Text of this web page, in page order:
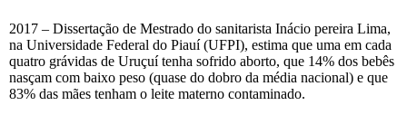
2017 – Dissertação de Mestrado do sanitarista Inácio pereira Lima,
na Universidade Federal do Piauí (UFPI), estima que uma em cada
quatro grávidas de Uruçuí tenha sofrido aborto, que 14% dos bebês
nasçam com baixo peso (quase do dobro da média nacional) e que
83% das mães tenham o leite materno contaminado.